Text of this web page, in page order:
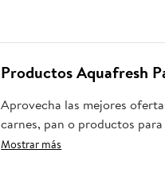
Productos Aquafresh
Aprovecha las mejores
carnes, pan o productos
que esta oportunidad sea
Mostrar más